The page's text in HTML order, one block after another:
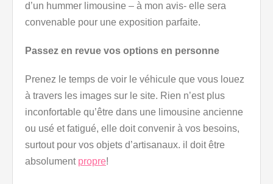
d’un hummer limousine – à mon avis- elle sera
convenable pour une exposition parfaite.
Passez en revue vos options en personne
Prenez le temps de voir le véhicule que vous louez
à travers les images sur le site. Rien n’est plus
inconfortable qu’être dans une limousine ancienne
ou usé et fatigué, elle doit convenir à vos besoins,
surtout pour vos objets d’artisanaux. il doit être
absolument propre!